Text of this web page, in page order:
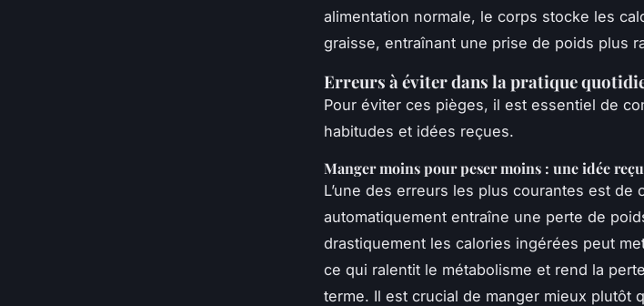
alimentation normale, le corps stocke les
graisse, entraînant une prise de poids plus
Erreurs à éviter dans la pratique
Pour éviter ces pièges, il est essentiel de
habitudes et idées reçues.
Manger moins pour peser moins : une idée
L’une des erreurs les plus courantes est de
automatiquement entraîne une perte de
drastiquement les calories ingérées peut
ce qui ralentit le métabolisme et rend la
terme. Il est crucial de manger mieux plutôt